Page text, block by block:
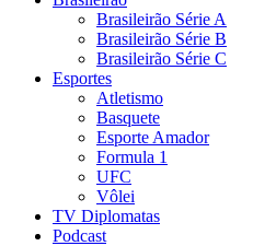
Brasileirão Série A
Brasileirão Série B
Brasileirão Série C
Esportes
Atletismo
Basquete
Esporte Amador
Formula 1
UFC
Vôlei
TV Diplomatas
Podcast